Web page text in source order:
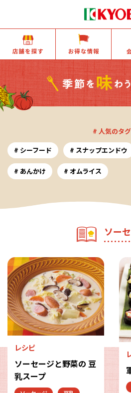
店舗を探す お得
# 人気のタグ
シーフード
スナップエンドウ
あんかけ オムライス
ソー
レシピ
ソーセージと野菜の 豆
乳スープ